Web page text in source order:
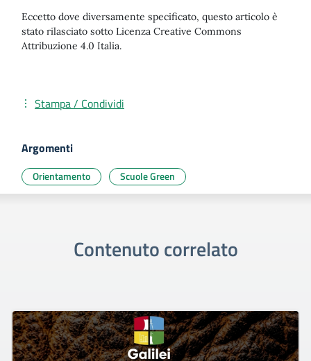
Eccetto dove diversamente specificato, questo articolo è
stato rilasciato sotto Licenza Creative Commons
Attribuzione 4.0 Italia.
Stampa / Condividi
Argomenti
Orientamento Scuole Green
Contenuto correlato